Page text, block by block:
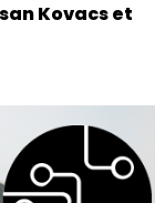
Kovacs et